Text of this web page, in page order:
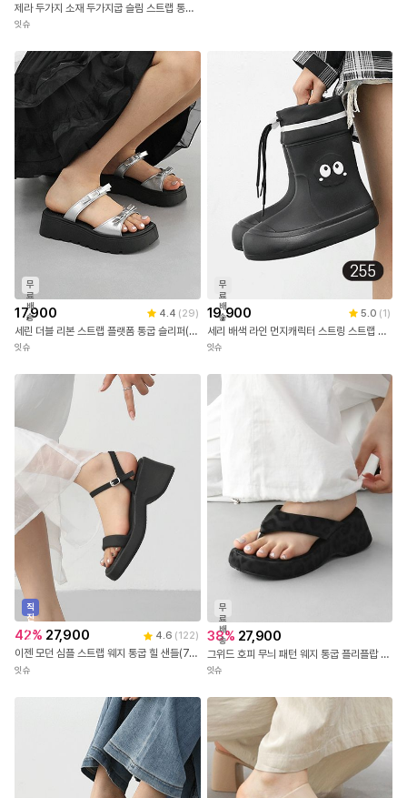
제라 두가지 소재 두가지굽 슬림 스트랩 통굽 밴딩 샌들(3/5cm) 9330
잇슈
무
료
배
송
17,900 4.4 (29)
세린 더블 리본 스트랩 플랫폼 통굽 슬리퍼(5.5cm)
잇슈
무
료
배
송
19,900 5.0 (1)
세리 배색 라인 먼지캐릭터 스트링 스트랩 레인부츠(1.0cm)
잇슈
직
진
배
송
42% 27,900 4.6 (122)
이젠 모던 심플 스트랩 웨지 통굽 힐 샌들(7.3cm) 12215
잇슈
무
료
배
송
38% 27,900
그위드 호피 무늬 패턴 웨지 통굽 플리플랍 쪼리(6.5cm)
잇슈